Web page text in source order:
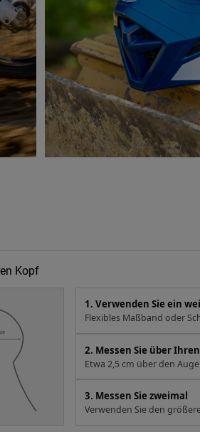
Kopf
1. Verwenden Sie ein
Flexibles Maßband oder
2. Messen Sie über
Etwa 2,5 cm über den
3. Messen Sie zweimal
Verwenden Sie den